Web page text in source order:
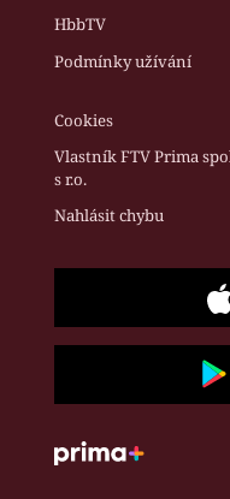
HbbTV
Podmínky užívání
Cookies
Vlastník FTV Prima
s r.o.
Nahlásit chybu